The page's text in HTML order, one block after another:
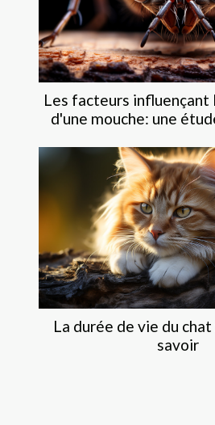
Les facteurs influençant
d'une mouche: une
La durée de vie du
savoir